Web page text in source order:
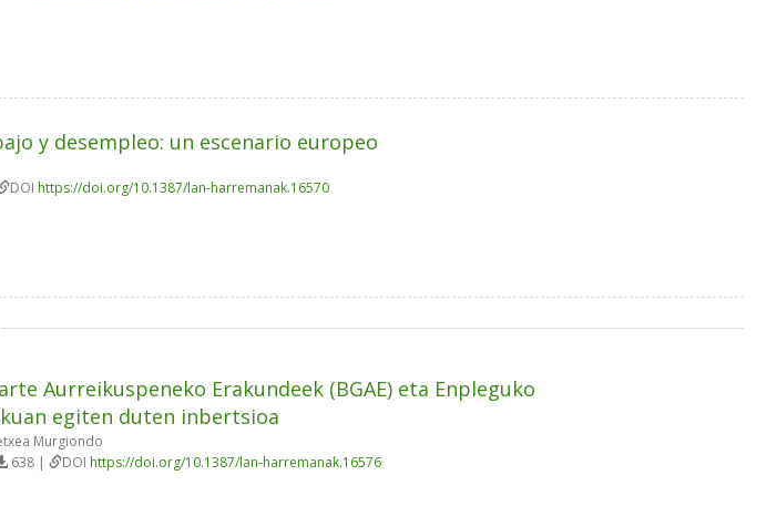
y desempleo: un escenario europeo
DOI https://doi.org/10.1387/lan-harremanak.16570
Aurreikuspeneko Erakundeek (BGAE) eta Enpleguko
egiten duten inbertsioa
Murgiondo
638 | DOI https://doi.org/10.1387/lan-harremanak.16576